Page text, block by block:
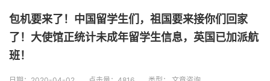
包机要来了！中国留学生们，祖国要来接你们回家
了！大使馆正统计未成年留学生信息，英国已加派航
班！